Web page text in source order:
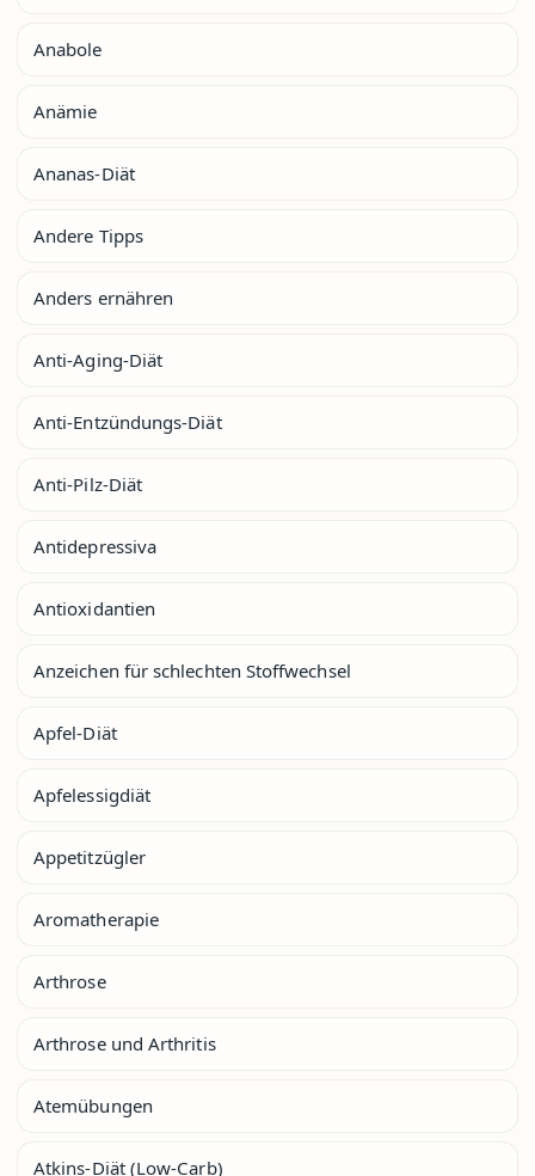
Anabole
Anämie
Ananas-Diät
Andere Tipps
Anders ernähren
Anti-Aging-Diät
Anti-Entzündungs-Diät
Anti-Pilz-Diät
Antidepressiva
Antioxidantien
Anzeichen für schlechten Stoffwechsel
Apfel-Diät
Apfelessigdiät
Appetitzügler
Aromatherapie
Arthrose
Arthrose und Arthritis
Atemübungen
Atkins-Diät (Low-Carb)